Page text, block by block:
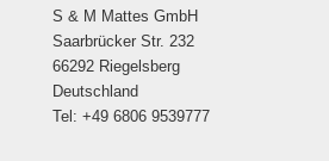
S & M Mattes GmbH
Saarbrücker Str. 232
66292 Riegelsberg
Deutschland
Tel: +49 6806 9539777